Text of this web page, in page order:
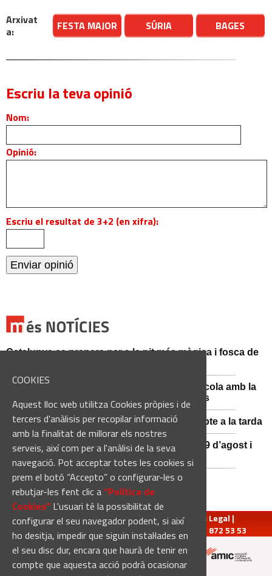
COOKIES
Aquest lloc web utilitza Cookies pròpies i de
tercers d'anàlisis per recopilar informació
amb la finalitat de millorar els nostres
serveis, així com per a l'anàlisi de la seva
navegació. Pot acceptar totes les cookies si
prem el botó “Accepto” o configurar-les o
rebutjar-les fent clic a“Política de
Cookies“ L'usuari té la possibilitat de
configurar el seu navegador podent, si així
ho desitja, impedir que siguin instal·lades en
el seu disc dur, encara que haurà de tenir en
compte que aquesta acció podrà ocasionar
Arxivat
a:
FESTA MAJOR SÚRIA BAGES
Escriu la teva opinió
Nom:
Opinió:
Escriu el resultat de 3+2 (en xifra):
Catalunya es prepara per a la nit més màgica i fosca de
Sant Fruitós posa en valor el patrimoni agrícola amb la
restauració i exposició de peces històriques
Es manté la previsió de pluges fortes dissabte a la tarda
El 3x3 de bàsquet de Solsona s’avança al 29 d’agost i
estrena premis en metàl·lic
redaccio@manresadiari.cat|Qui som Avís Legal |
Pompeu Fabra, 7-13, 08240-Manresa | Tel.: 93 872 53 53